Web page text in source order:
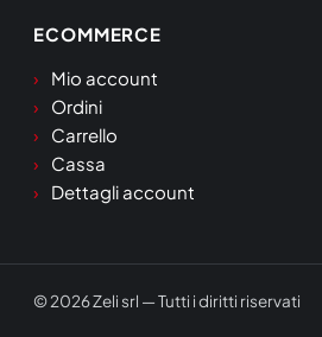
ECOMMERCE
Mio account
Ordini
Carrello
Cassa
Dettagli account
© 2026 Zeli srl — Tutti i diritti riservati